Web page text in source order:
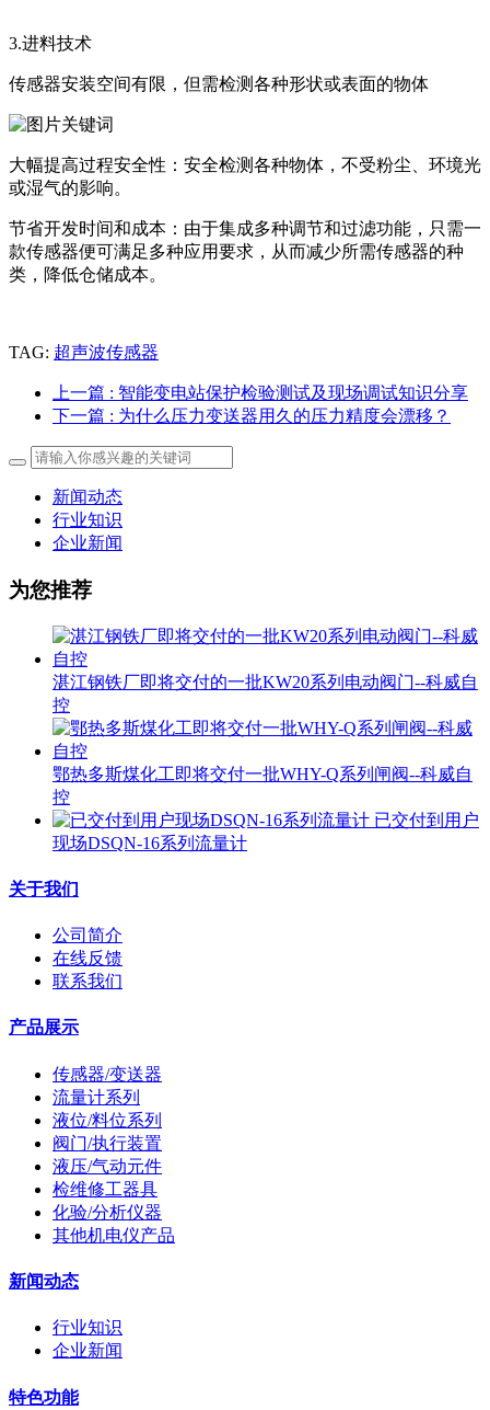
3.进料技术
传感器安装空间有限，但需检测各种形状或表面的物体
大幅提高过程安全性：安全检测各种物体，不受粉尘、环境光
或湿气的影响。
节省开发时间和成本：由于集成多种调节和过滤功能，只需一
款传感器便可满足多种应用要求，从而减少所需传感器的种
类，降低仓储成本。
TAG: 超声波传感器
上一篇 : 智能变电站保护检验测试及现场调试知识分享
下一篇 : 为什么压力变送器用久的压力精度会漂移？
新闻动态
行业知识
企业新闻
为您推荐
湛江钢铁厂即将交付的一批KW20系列电动阀门--科威自
控
鄂热多斯煤化工即将交付一批WHY-Q系列闸阀--科威自
控
已交付到用户
现场DSQN-16系列流量计
关于我们
公司简介
在线反馈
联系我们
产品展示
传感器/变送器
流量计系列
液位/料位系列
阀门/执行装置
液压/气动元件
检维修工器具
化验/分析仪器
其他机电仪产品
新闻动态
行业知识
企业新闻
特色功能